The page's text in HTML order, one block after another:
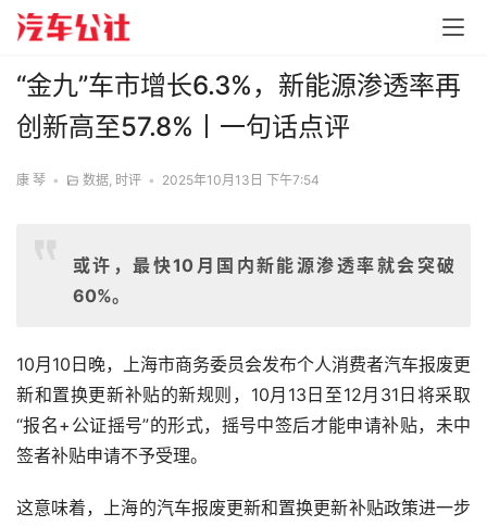
“金九”车市增长6.3%，新能源渗透率再
创新高至57.8%丨一句话点评
康 琴 • 数据, 时评 • 2025年10月13日 下午7:54
或许，最快10月国内新能源渗透率就会突破
60%。
10月10日晚，上海市商务委员会发布个人消费者汽车报废更
新和置换更新补贴的新规则，10月13日至12月31日将采取
“报名+公证摇号”的形式，摇号中签后才能申请补贴，未中
签者补贴申请不予受理。
这意味着，上海的汽车报废更新和置换更新补贴政策进一步